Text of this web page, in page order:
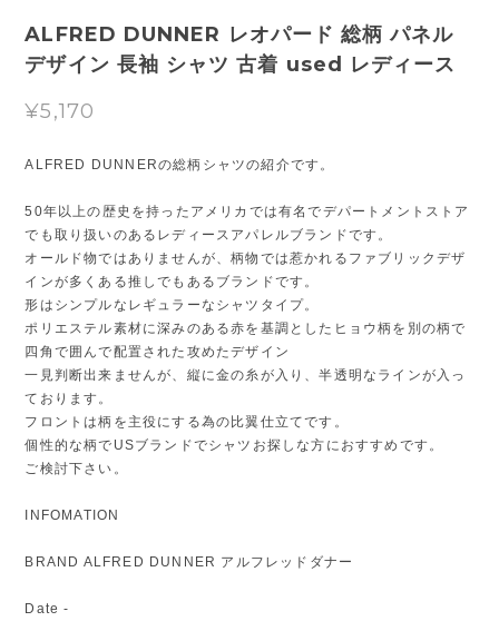
ALFRED DUNNER レオパード 総柄 パネル
デザイン 長袖 シャツ 古着 used レディース
¥5,170
ALFRED DUNNERの総柄シャツの紹介です。
50年以上の歴史を持ったアメリカでは有名でデパートメントストア
でも取り扱いのあるレディースアパレルブランドです。
オールド物ではありませんが、柄物では惹かれるファブリックデザ
インが多くある推しでもあるブランドです。
形はシンプルなレギュラーなシャツタイプ。
ポリエステル素材に深みのある赤を基調としたヒョウ柄を別の柄で
四角で囲んで配置された攻めたデザイン
一見判断出来ませんが、縦に金の糸が入り、半透明なラインが入っ
ております。
フロントは柄を主役にする為の比翼仕立てです。
個性的な柄でUSブランドでシャツお探しな方におすすめです。
ご検討下さい。
INFOMATION
BRAND ALFRED DUNNER アルフレッドダナー
Date -